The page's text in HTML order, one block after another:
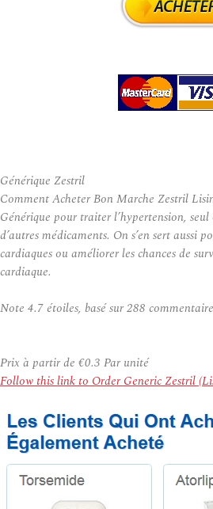
Générique Zestril
Comment Acheter Bon Marche Zestril
Générique pour traiter l’hypertension,
d’autres médicaments. On s’en sert aussi
cardiaques ou améliorer les chances de
cardiaque.
Note 4.7étoiles, basé sur288
Prix à partir de €0.3 Par unité
Follow this link to Order Generic Zestril